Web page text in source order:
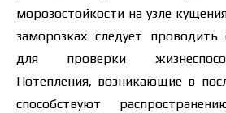
морозостойкости на узле
заморозках следует
для проверки
Потепления, возникающие в
способствуют